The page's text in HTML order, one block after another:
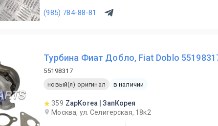
(985) 784-88-81
Турбина Фиат Добло, Fiat Doblo
55198317
новый(я) оригинал
в наличии
359 ZapKorea | ЗапКорея
Москва, ул. Селигерская, 18к2